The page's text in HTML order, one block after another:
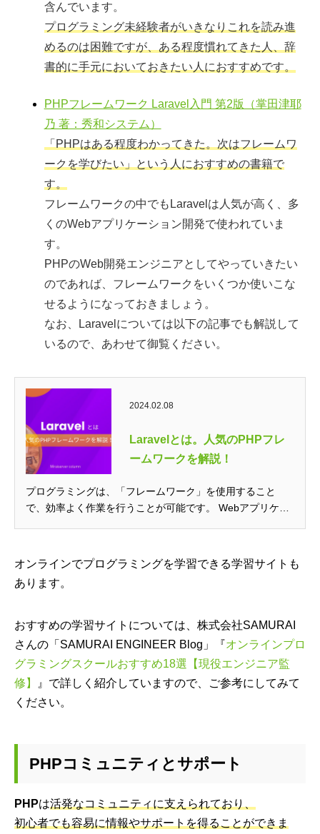
含んでいます。
プログラミング未経験者がいきなりこれを読み進
めるのは困難ですが、ある程度慣れてきた人、辞
書的に手元においておきたい人におすすめです。
PHPフレームワーク Laravel入門 第2版（掌田津耶
乃 著：秀和システム）
「PHPはある程度わかってきた。次はフレームワ
ークを学びたい」という人におすすめの書籍で
す。
フレームワークの中でもLaravelは人気が高く、多
くのWebアプリケーション開発で使われていま
す。
PHPのWeb開発エンジニアとしてやっていきたい
のであれば、フレームワークをいくつか使いこな
せるようになっておきましょう。
なお、Laravelについては以下の記事でも解説して
いるので、あわせて御覧ください。
2024.02.08
Laravelとは。人気のPHPフレ
ームワークを解説！
プログラミングは、「フレームワーク」を使用すること
で、効率よく作業を行うことが可能です。 Webアプリケー
オンラインでプログラミングを学習できる学習サイトも
あります。
おすすめの学習サイトについては、株式会社SAMURAI
さんの「SAMURAI ENGINEER Blog」『オンラインプロ
グラミングスクールおすすめ18選【現役エンジニア監
修】
』で詳しく紹介していますので、ご参考にしてみて
ください。
PHPコミュニティとサポート
PHPは活発なコミュニティに支えられており、
初心者でも容易に情報やサポートを得ることができま